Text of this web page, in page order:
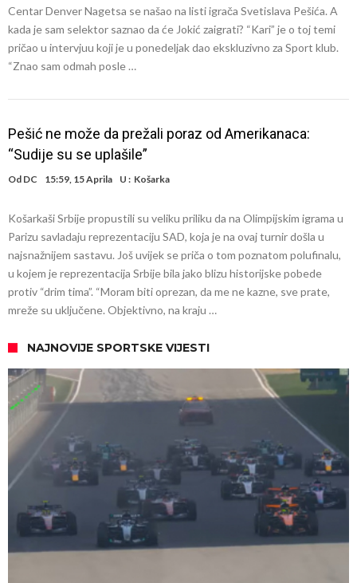
Centar Denver Nagetsa se našao na listi igrača Svetislava Pešića. A
kada je sam selektor saznao da će Jokić zaigrati? “Kari” je o toj temi
pričao u intervjuu koji je u ponedeljak dao ekskluzivno za Sport klub.
“Znao sam odmah posle …
Pešić ne može da prežali poraz od Amerikanaca:
“Sudije su se uplašile”
Od DC 15:59, 15 Aprila U : Košarka
Košarkaši Srbije propustili su veliku priliku da na Olimpijskim igrama u
Parizu savladaju reprezentaciju SAD, koja je na ovaj turnir došla u
najsnažnijem sastavu. Još uvijek se priča o tom poznatom polufinalu,
u kojem je reprezentacija Srbije bila jako blizu historijske pobede
protiv “drim tima”. “Moram biti oprezan, da me ne kazne, sve prate,
mreže su uključene. Objektivno, na kraju …
NAJNOVIJE SPORTSKE VIJESTI